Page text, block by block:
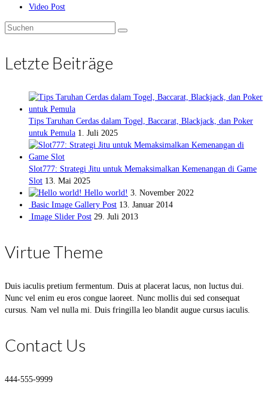
Video Post
Suche
Letzte Beiträge
Tips Taruhan Cerdas dalam Togel, Baccarat, Blackjack, dan Poker
untuk Pemula 1. Juli 2025
Slot777: Strategi Jitu untuk Memaksimalkan Kemenangan di Game
Slot 13. Mai 2025
Hello world! 3. November 2022
Basic Image Gallery Post 13. Januar 2014
Image Slider Post 29. Juli 2013
Virtue Theme
Duis iaculis pretium fermentum. Duis at placerat lacus, non luctus dui.
Nunc vel enim eu eros congue laoreet. Nunc mollis dui sed consequat
cursus. Nam vel nulla mi. Duis fringilla leo blandit augue cursus iaculis.
Contact Us
444-555-9999